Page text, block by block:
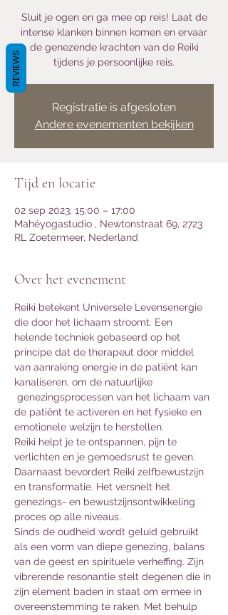
Sluit je ogen en ga mee op reis! Laat de
intense klanken binnen komen en ervaar
de genezende krachten van de Reiki
tijdens je persoonlijke reis.
Registratie is afgesloten
Andere evenementen bekijken
Tijd en locatie
02 sep 2023, 15:00 – 17:00
Mahéyogastudio , Newtonstraat 69, 2723
RL Zoetermeer, Nederland
Over het evenement
Reiki betekent Universele Levensenergie
die door het lichaam stroomt. Een
helende techniek gebaseerd op het
principe dat de therapeut door middel
van aanraking energie in de patiënt kan
kanaliseren, om de natuurlijke
genezingsprocessen van het lichaam van
de patiënt te activeren en het fysieke en
emotionele welzijn te herstellen.
Reiki helpt je te ontspannen, pijn te
verlichten en je gemoedsrust te geven.
Daarnaast bevordert Reiki zelfbewustzijn
en transformatie. Het versnelt het
genezings- en bewustzijnsontwikkeling
proces op alle niveaus.
Sinds de oudheid wordt geluid gebruikt
als een vorm van diepe genezing, balans
van de geest en spirituele verheffing. Zijn
vibrerende resonantie stelt degenen die in
zijn element baden in staat om ermee in
overeenstemming te raken. Met behulp
REVIEWS